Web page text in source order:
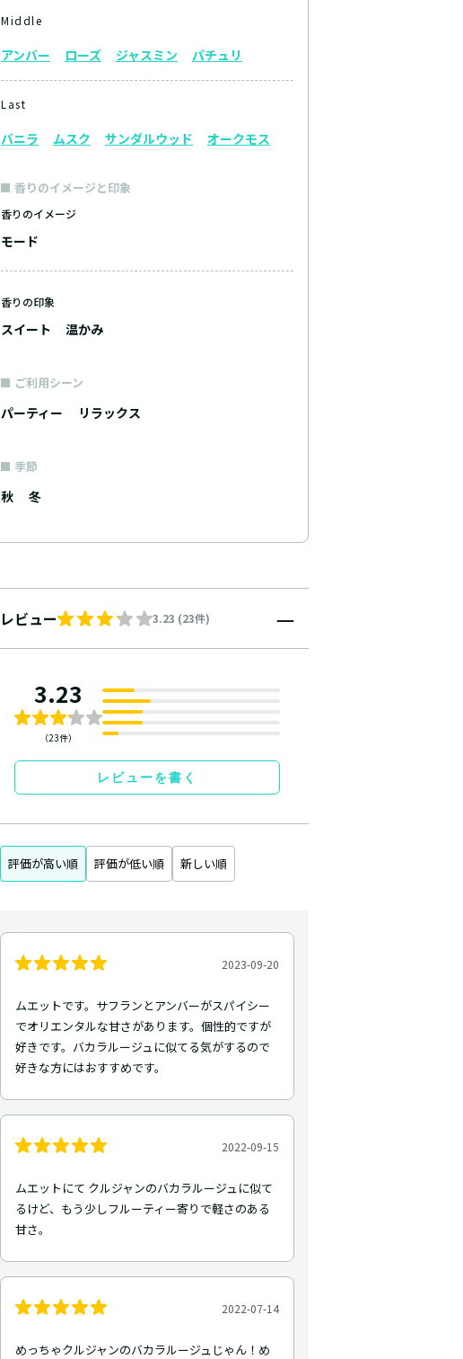
Middle
アンバー ローズ ジャスミン パチュリ
Last
バニラ ムスク サンダルウッド オークモス
香りのイメージと印象
香りのイメージ
モード
香りの印象
スイート 温かみ
ご利用シーン
パーティー リラックス
季節
秋 冬
レビュー 3.23 (23件)
3.23
（23件）
レビューを書く
評価が高い順 評価が低い順 新しい順
2023-09-20
ムエットです。サフランとアンバーがスパイシー
でオリエンタルな甘さがあります。個性的ですが
好きです。バカラルージュに似てる気がするので
好きな方にはおすすめです。
2022-09-15
ムエットにて クルジャンのバカラルージュに似て
るけど、もう少しフルーティー寄りで軽さのある
甘さ。
2022-07-14
めっちゃクルジャンのバカラルージュじゃん！め